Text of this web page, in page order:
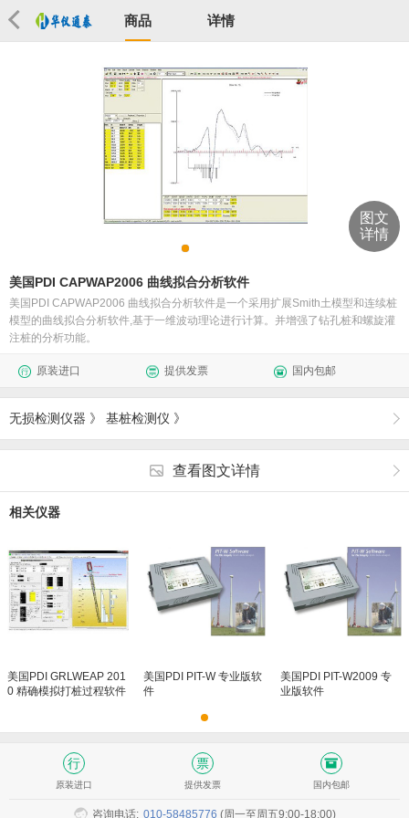
商品 详情
图文
详情
美国PDI CAPWAP2006 曲线拟合分析软件
美国PDI CAPWAP2006 曲线拟合分析软件是一个采用扩展Smith土模型和连续桩
模型的曲线拟合分析软件,基于一维波动理论进行计算。并增强了钻孔桩和螺旋灌
注桩的分析功能。
原装进口 提供发票 国内包邮
无损检测仪器 》 基桩检测仪 》
查看图文详情
相关仪器
美国PDI GRLWEAP 201
0 精确模拟打桩过程软件
美国PDI PIT-W 专业版软
件
美国PDI PIT-W2009 专
业版软件
原装进口 提供发票 国内包邮
咨询电话: 010-58485776 (周一至周五9:00-18:00)